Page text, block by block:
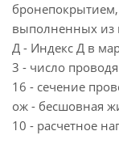
бронепокрытием,
выполненных из
Д - Индекс Д в
3 - число
16 - сечение
ож - бесшовная
10 - расчетное